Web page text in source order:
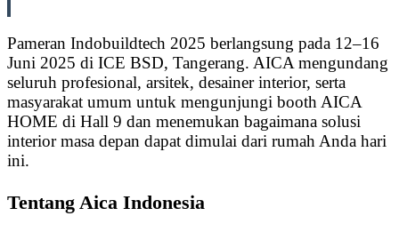
Pameran Indobuildtech 2025 berlangsung pada 12–16
Juni 2025 di ICE BSD, Tangerang. AICA mengundang
seluruh profesional, arsitek, desainer interior, serta
masyarakat umum untuk mengunjungi booth AICA
HOME di Hall 9 dan menemukan bagaimana solusi
interior masa depan dapat dimulai dari rumah Anda hari
ini.
Tentang Aica Indonesia